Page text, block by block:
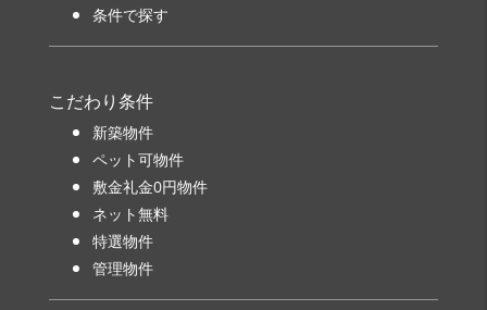
条件で探す
こだわり条件
新築物件
ペット可物件
敷金礼金0円物件
ネット無料
特選物件
管理物件